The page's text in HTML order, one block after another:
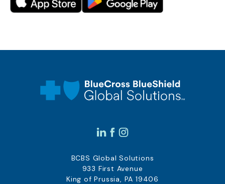
BCBS Global Solutions
933 First Avenue
King of Prussia, PA 19406